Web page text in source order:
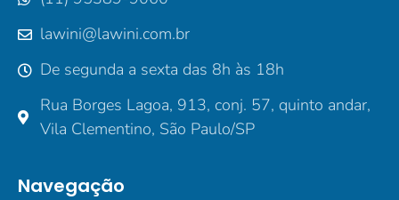
lawini@lawini.com.br
De segunda a sexta das 8h às 18h
Rua Borges Lagoa, 913, conj. 57, quinto andar,
Vila Clementino, São Paulo/SP
Navegação